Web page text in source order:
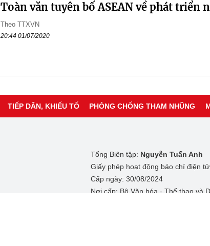
Toàn văn tuyên bố ASEAN về phát triển
Theo TTXVN
20:44 01/07/2020
TIẾP DÂN, KHIẾU TỐ PHÒNG CHỐNG THAM NHŨNG
Tổng Biên tập: Nguyễn Tuấn Anh
Giấy phép hoạt động báo chí điện
Cấp ngày: 30/08/2024
Nơi cấp: Bộ Văn hóa - Thể thao và